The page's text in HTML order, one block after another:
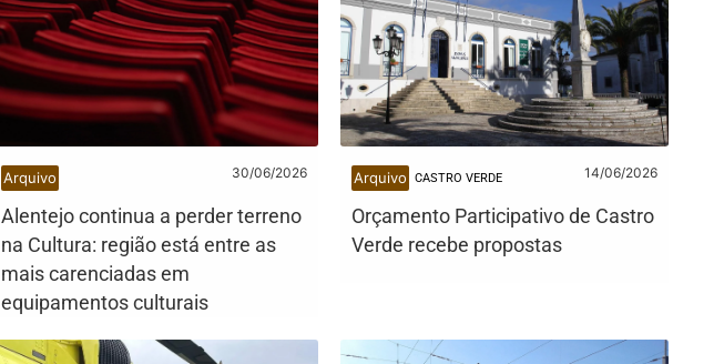
Arquivo 30/06/2026
Alentejo continua a perder terreno
na Cultura: região está entre as
mais carenciadas em
equipamentos culturais
Arquivo CASTRO VERDE 14/06/2026
Orçamento Participativo de Castro
Verde recebe propostas